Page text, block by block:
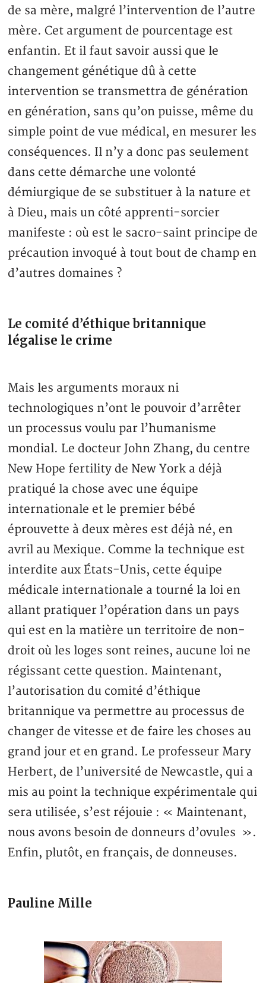
de sa mère, malgré l’intervention de l’autre
mère. Cet argument de pourcentage est
enfantin. Et il faut savoir aussi que le
changement génétique dû à cette
intervention se transmettra de génération
en génération, sans qu’on puisse, même du
simple point de vue médical, en mesurer les
conséquences. Il n’y a donc pas seulement
dans cette démarche une volonté
démiurgique de se substituer à la nature et
à Dieu, mais un côté apprenti-sorcier
manifeste : où est le sacro-saint principe de
précaution invoqué à tout bout de champ en
d’autres domaines ?
Le comité d’éthique britannique
légalise le crime
Mais les arguments moraux ni
technologiques n’ont le pouvoir d’arrêter
un processus voulu par l’humanisme
mondial. Le docteur John Zhang, du centre
New Hope fertility de New York a déjà
pratiqué la chose avec une équipe
internationale et le premier bébé
éprouvette à deux mères est déjà né, en
avril au Mexique. Comme la technique est
interdite aux États-Unis, cette équipe
médicale internationale a tourné la loi en
allant pratiquer l’opération dans un pays
qui est en la matière un territoire de non-
droit où les loges sont reines, aucune loi ne
régissant cette question. Maintenant,
l’autorisation du comité d’éthique
britannique va permettre au processus de
changer de vitesse et de faire les choses au
grand jour et en grand. Le professeur Mary
Herbert, de l’université de Newcastle, qui a
mis au point la technique expérimentale qui
sera utilisée, s’est réjouie : « Maintenant,
nous avons besoin de donneurs d’ovules ».
Enfin, plutôt, en français, de donneuses.
Pauline Mille